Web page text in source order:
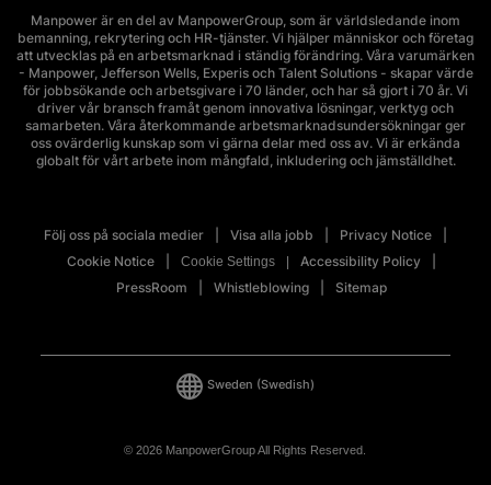
Manpower är en del av ManpowerGroup, som är världsledande inom
bemanning, rekrytering och HR-tjänster. Vi hjälper människor och företag
att utvecklas på en arbetsmarknad i ständig förändring. Våra varumärken
- Manpower, Jefferson Wells, Experis och Talent Solutions - skapar värde
för jobbsökande och arbetsgivare i 70 länder, och har så gjort i 70 år. Vi
driver vår bransch framåt genom innovativa lösningar, verktyg och
samarbeten. Våra återkommande arbetsmarknadsundersökningar ger
oss ovärderlig kunskap som vi gärna delar med oss av. Vi är erkända
globalt för vårt arbete inom mångfald, inkludering och jämställdhet.
Följ oss på sociala medier Visa alla jobb
Privacy Notice
Cookie Notice
Cookie Settings
Accessibility Policy
PressRoom
Whistleblowing Sitemap
© 2026 ManpowerGroup All Rights Reserved.
Sweden (Swedish)